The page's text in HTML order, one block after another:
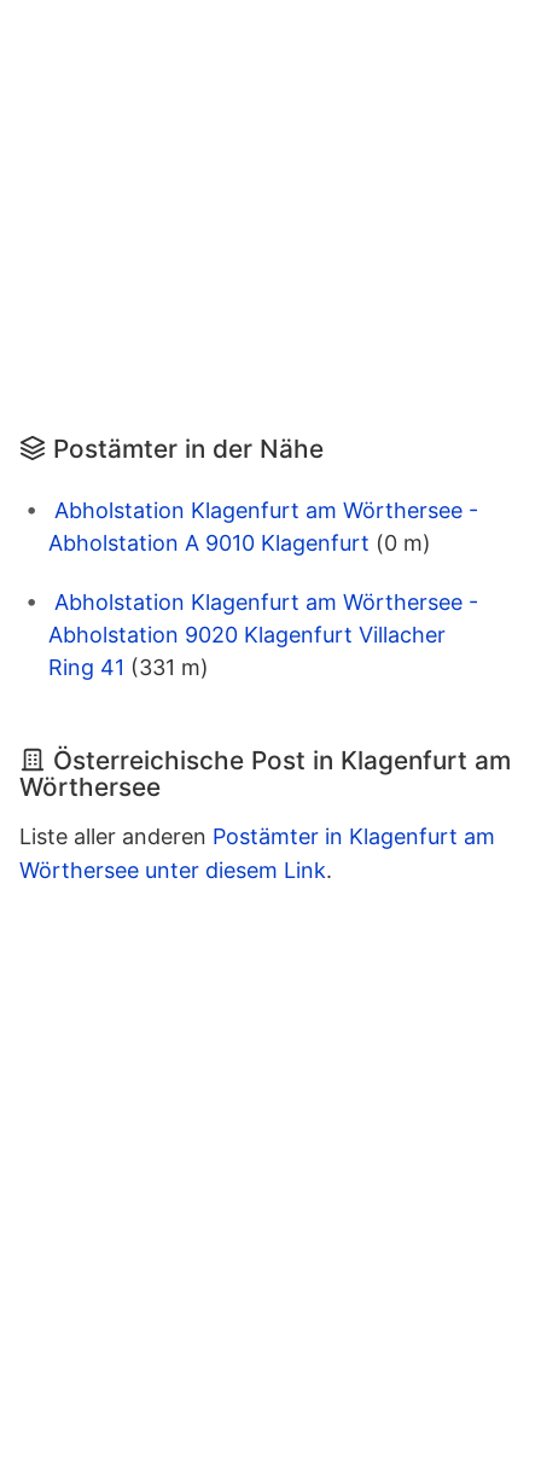
Postämter in der Nähe
Abholstation Klagenfurt am Wörthersee -
Abholstation A 9010 Klagenfurt (0 m)
Abholstation Klagenfurt am Wörthersee -
Abholstation 9020 Klagenfurt Villacher
Ring 41 (331 m)
Österreichische Post in Klagenfurt am
Wörthersee
Liste aller anderen Postämter in Klagenfurt am
Wörthersee unter diesem Link.